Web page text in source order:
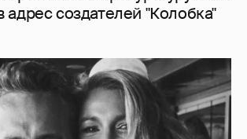
адрес создателей "Колобка"